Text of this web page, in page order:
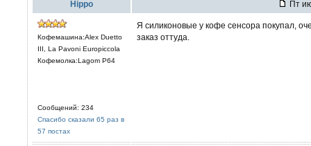
Hippo Пт
Кофемашина:Alex Duetto
III, La Pavoni Europiccola
Кофемолка:Lagom P64
Сообщений: 234
Спасибо сказали 65 раз в
57 постах
Я силиконовые у кофе сенсора покупал,
заказ оттуда.